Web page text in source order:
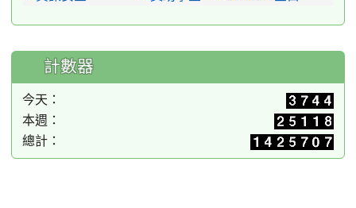
計數器
今天：
本週：
總計：